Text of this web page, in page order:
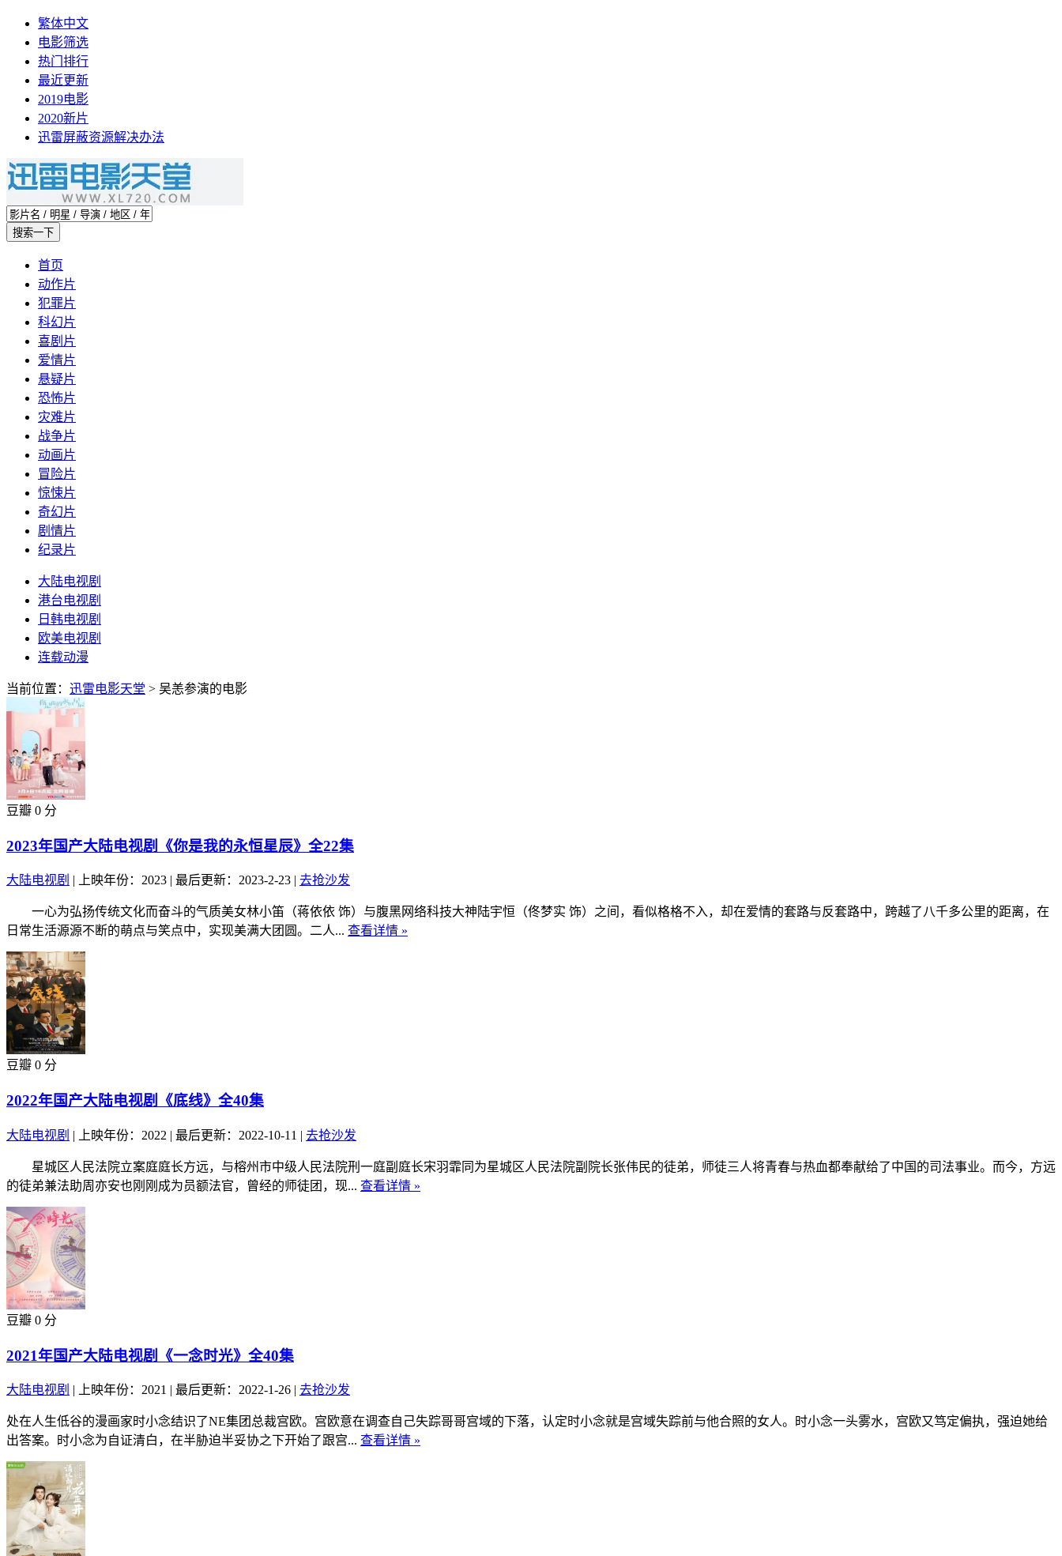
繁体中文
电影筛选
热门排行
最近更新
2019电影
2020新片
迅雷屏蔽资源解决办法
首页
动作片
犯罪片
科幻片
喜剧片
爱情片
悬疑片
恐怖片
灾难片
战争片
动画片
冒险片
惊悚片
奇幻片
剧情片
纪录片
大陆电视剧
港台电视剧
日韩电视剧
欧美电视剧
连载动漫
当前位置： 迅雷电影天堂 > 吴恙参演的电影
豆瓣 0 分
2023年国产大陆电视剧《你是我的永恒星辰》全22集
大陆电视剧 | 上映年份：2023 | 最后更新：2023-2-23 | 去抢沙发
一心为弘扬传统文化而奋斗的气质美女林小笛（蒋依依 饰）与腹黑网络科技大神陆宇恒（佟梦实 饰）之间，看似格格不入，却在爱情的套路与反套路中，跨越了八千多公里的距离，在
日常生活源源不断的萌点与笑点中，实现美满大团圆。二人... 查看详情 »
豆瓣 0 分
2022年国产大陆电视剧《底线》全40集
大陆电视剧 | 上映年份：2022 | 最后更新：2022-10-11 | 去抢沙发
星城区人民法院立案庭庭长方远，与榕州市中级人民法院刑一庭副庭长宋羽霏同为星城区人民法院副院长张伟民的徒弟，师徒三人将青春与热血都奉献给了中国的司法事业。而今，方远
的徒弟兼法助周亦安也刚刚成为员额法官，曾经的师徒团，现... 查看详情 »
豆瓣 0 分
2021年国产大陆电视剧《一念时光》全40集
大陆电视剧 | 上映年份：2021 | 最后更新：2022-1-26 | 去抢沙发
处在人生低谷的漫画家时小念结识了NE集团总裁宫欧。宫欧意在调查自己失踪哥哥宫域的下落，认定时小念就是宫域失踪前与他合照的女人。时小念一头雾水，宫欧又笃定偏执，强迫她给
出答案。时小念为自证清白，在半胁迫半妥协之下开始了跟宫... 查看详情 »